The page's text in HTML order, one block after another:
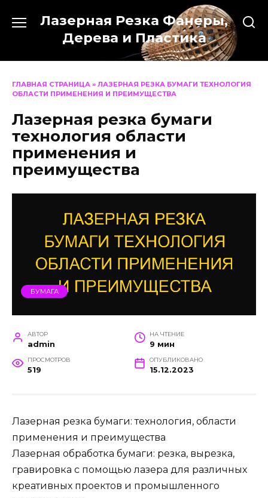
содержанию
Лазерная Резка Фанеры,
Дерева и Пластика
ГЛАВНАЯ СТРАНИЦА » ЛАЗЕРНАЯ РЕЗКА БУМАГИ ТЕХНОЛОГИЯ
ОБЛАСТИ ПРИМЕНЕНИЯ И ПРЕИМУЩЕСТВА
Лазерная резка бумаги
технология области
применения и
преимущества
БУМАГА
АВТОР
admin
НА ЧТЕНИЕ
9 мин
ПРОСМОТРОВ
519
ОПУБЛИКОВАНО
15.12.2023
Лазерная резка бумаги: технология, области
применения и преимущества
Лазерная обработка бумаги: резка, вырезка,
гравировка с помощью лазера для различных
креативных проектов и промышленного